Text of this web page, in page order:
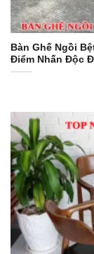
Bàn Ghế Ngồi
Điểm Nhấn Độc